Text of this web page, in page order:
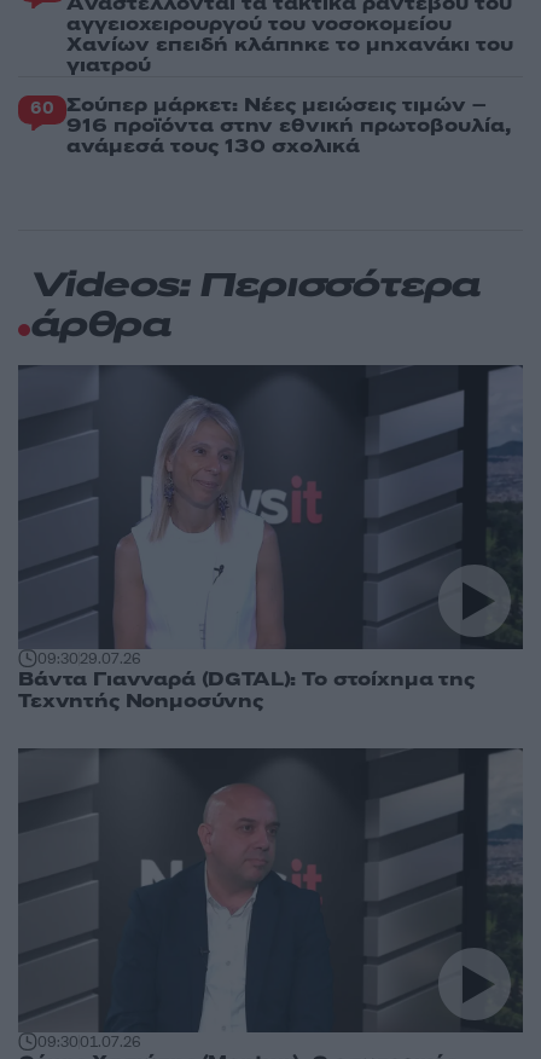
αγγειοχειρουργού του νοσοκομείου
Χανίων επειδή κλάπηκε το μηχανάκι του
γιατρού
60 Σούπερ μάρκετ: Νέες μειώσεις τιμών –
916 προϊόντα στην εθνική πρωτοβουλία,
ανάμεσά τους 130 σχολικά
Videos: Περισσότερα
άρθρα
09:3029.07.26
Βάντα Γιανναρά (DGTAL): Το στοίχημα της
Τεχνητής Νοημοσύνης
09:3001.07.26